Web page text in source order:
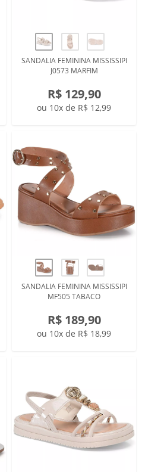
SANDALIA FEMININA MISSISSIPI
J0573 MARFIM
R$ 129,90
ou 10x de R$ 12,99
SANDALIA FEMININA MISSISSIPI
MF505 TABACO
R$ 189,90
ou 10x de R$ 18,99